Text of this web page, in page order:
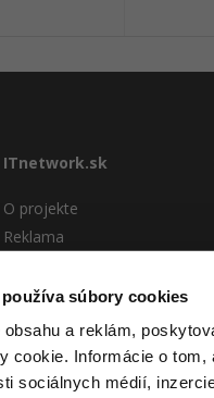
súbory cookies
obsahu a reklám,
cookie. Informácie o
sociálnych médií,
ITnetwork.sk
O projekte
Reklama
Kontakt
Prevádzkové podmienky
RSS